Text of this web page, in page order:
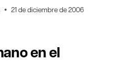
21 de diciembre de 2006
en el